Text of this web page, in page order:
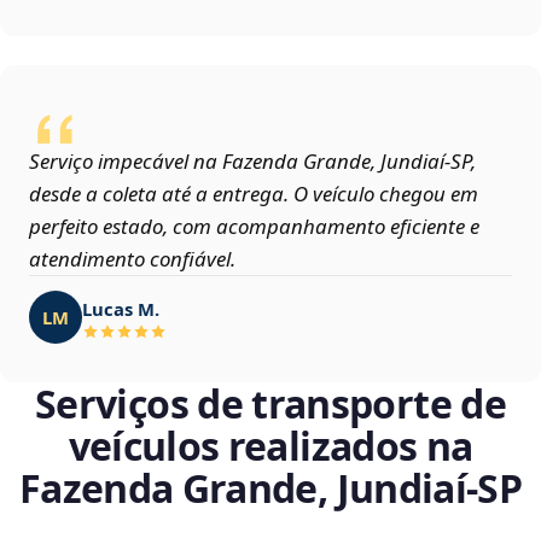
Serviço impecável na Fazenda Grande, Jundiaí‑SP,
desde a coleta até a entrega. O veículo chegou em
perfeito estado, com acompanhamento eficiente e
atendimento confiável.
LM Lucas M.
Serviços de transporte de
veículos realizados na
Fazenda Grande, Jundiaí‑SP